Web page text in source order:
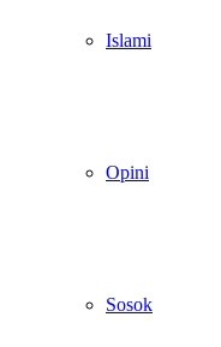
Islami
Opini
Sosok